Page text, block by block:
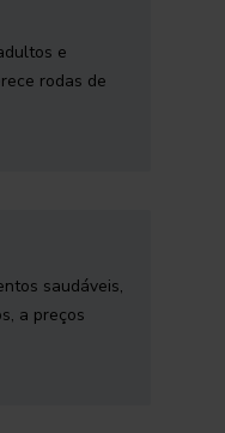
e
rodas de
saudáveis,
a preços